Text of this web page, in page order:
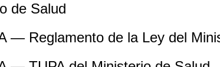
de Salud
— Reglamento de la Ley del